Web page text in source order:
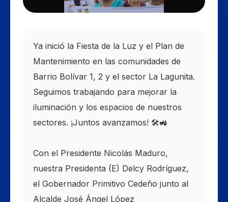
Ya inició la Fiesta de la Luz y el Plan de
Mantenimiento en las comunidades de
Barrio Bolívar 1, 2 y el sector La Lagunita.
Seguimos trabajando para mejorar la
iluminación y los espacios de nuestros
sectores. ¡Juntos avanzamos! 🛠️🚜
Con el Presidente Nicolás Maduro,
nuestra Presidenta (E) Delcy Rodríguez,
el Gobernador Primitivo Cedeño junto al
Alcalde José Ángel López